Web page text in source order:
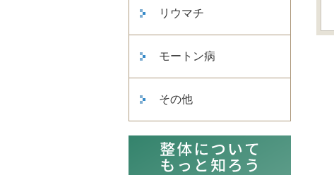
リウマチ
モートン病
その他